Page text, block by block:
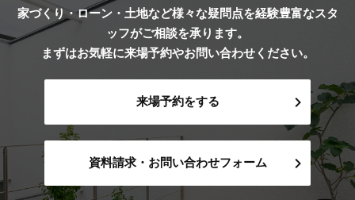
家づくり・ローン・土地など様々な疑問点を経験豊富なスタ
ッフがご相談を承ります。
まずはお気軽に来場予約やお問い合わせください。
来場予約をする
資料請求・お問い合わせフォーム